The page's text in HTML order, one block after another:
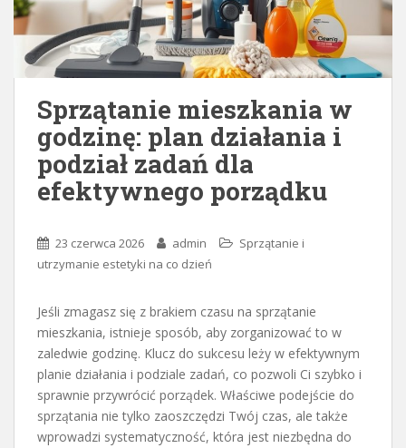
Sprzątanie mieszkania w
godzinę: plan działania i
podział zadań dla
efektywnego porządku
23 czerwca 2026 admin
Sprzątanie i
utrzymanie estetyki na co dzień
Jeśli zmagasz się z brakiem czasu na sprzątanie
mieszkania, istnieje sposób, aby zorganizować to w
zaledwie godzinę. Klucz do sukcesu leży w efektywnym
planie działania i podziale zadań, co pozwoli Ci szybko i
sprawnie przywrócić porządek. Właściwe podejście do
sprzątania nie tylko zaoszczędzi Twój czas, ale także
wprowadzi systematyczność, która jest niezbędna do